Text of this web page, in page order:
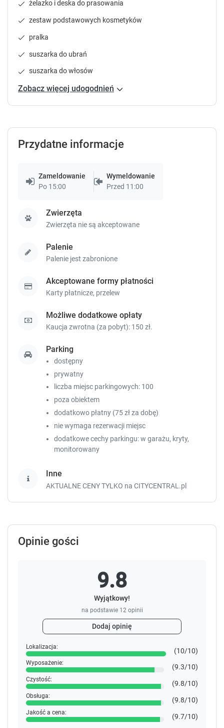
żelazko i deska do prasowania
zestaw podstawowych kosmetyków
pralka
suszarka do ubrań
suszarka do włosów
Zobacz więcej udogodnień
Przydatne informacje
Zameldowanie
Po 15:00
Wymeldowanie
Przed 11:00
Zwierzęta
Zwierzęta nie są akceptowane
Palenie
Palenie jest zabronione
Akceptowane formy płatności
Karty płatnicze, przelew
Możliwe dodatkowe opłaty
Kaucja zwrotna (za pobyt): 150 zł.
Parking
dostępny
prywatny
liczba miejsc parkingowych: 100
poza obiektem
dodatkowo płatny (75 zł za dobę)
nie wymaga rezerwacji miejsc
dodatkowe cechy parkingu: w garażu, kryty,
monitorowany
Inne
AKTUALNE CENY TYLKO na CITYCENTRAL.pl
Opinie gości
9.8
Wyjątkowy!
na podstawie 12 opinii
Dodaj opinię
Lokalizacja: (10/10)
Wyposażenie: (9.3/10)
Czystość: (9.8/10)
Obsługa: (9.8/10)
Jakość a cena: (9.7/10)